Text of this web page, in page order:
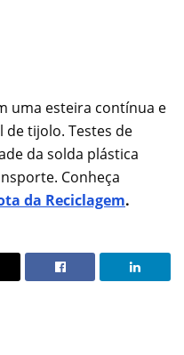
uma esteira contínua e
tijolo. Testes de
da solda plástica
Conheça
da Reciclagem.